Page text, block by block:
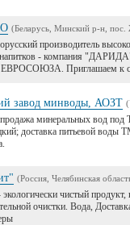
(Беларусь, Минский р-н,
производитель
- компания
ЕВРОСОЮЗА. Приглашаем к
завод минводы, АОЗТ
минеральных вод
доставка питьевой воды
(Россия, Челябинская
чистый
очистки. Вода,